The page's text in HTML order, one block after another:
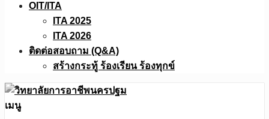
OIT/ITA
ITA 2025
ITA 2026
ติดต่อสอบถาม (Q&A)
สร้างกระทู้ ร้องเรียน ร้องทุกข์
เมนู